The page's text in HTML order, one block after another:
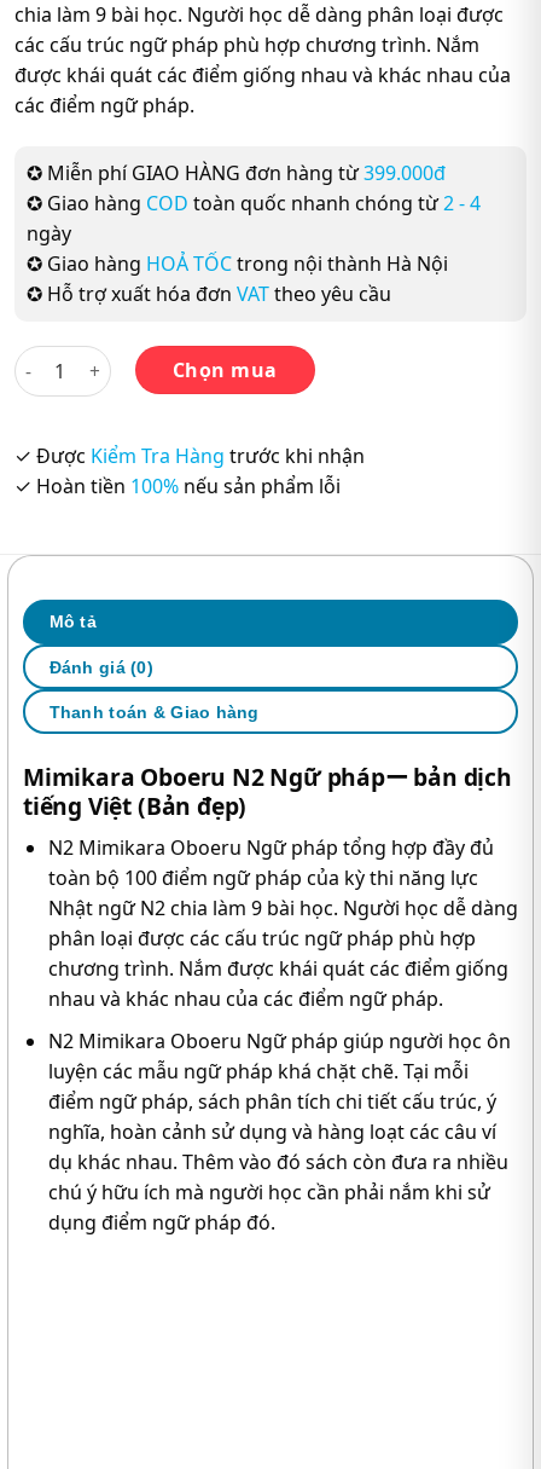
chia làm 9 bài học. Người học dễ dàng phân loại được
các cấu trúc ngữ pháp phù hợp chương trình. Nắm
được khái quát các điểm giống nhau và khác nhau của
các điểm ngữ pháp.
✪ Miễn phí GIAO HÀNG đơn hàng từ399.000đ
✪ Giao hàng COD toàn quốc nhanh chóng từ2 - 4
ngày
✪ Giao hàng HOẢ TỐCtrong nội thành Hà Nội
✪ Hỗ trợ xuất hóa đơn VATtheo yêu cầu
Mimikara Oboeru N2 Ngữ Pháp - Bản in màu, Dịch tiếng
Chọn mua
✓ Được Kiểm Tra Hàng trước khi nhận
✓ Hoàn tiền 100% nếu sản phẩm lỗi
Mô tả
Đánh giá (0)
Thanh toán & Giao hàng
Mimikara Oboeru N2 Ngữ phápー bản dịch
tiếng Việt (Bản đẹp)
N2 Mimikara Oboeru Ngữ pháp tổng hợp đầy đủ
toàn bộ 100 điểm ngữ pháp của kỳ thi năng lực
Nhật ngữ N2 chia làm 9 bài học. Người học dễ dàng
phân loại được các cấu trúc ngữ pháp phù hợp
chương trình. Nắm được khái quát các điểm giống
nhau và khác nhau của các điểm ngữ pháp.
N2 Mimikara Oboeru Ngữ pháp giúp người học ôn
luyện các mẫu ngữ pháp khá chặt chẽ. Tại mỗi
điểm ngữ pháp, sách phân tích chi tiết cấu trúc, ý
nghĩa, hoàn cảnh sử dụng và hàng loạt các câu ví
dụ khác nhau. Thêm vào đó sách còn đưa ra nhiều
chú ý hữu ích mà người học cần phải nắm khi sử
dụng điểm ngữ pháp đó.